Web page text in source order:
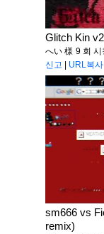
Glitch Kin v2
へい 様 9 회 시
신고
URL복사
sm666 vs
remix)